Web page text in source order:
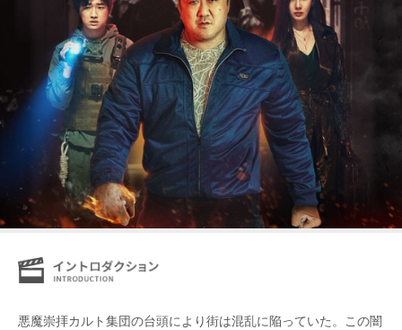
悪魔崇拝カルト集団の台頭により街は混乱に陥っていた。この闇